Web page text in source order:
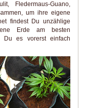
Fledermaus-Guano,
um ihre eigene
findest Du unzählige
Erde am besten
Du es vorerst einfach